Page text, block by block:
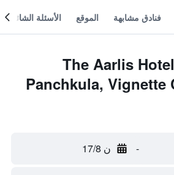
فنادق مشابهة الموقع الأسئلة الشائعة
أفضل صفقات The Aarlis Hotel
Panchkula, Vignette
- ن 17/8